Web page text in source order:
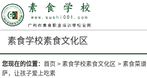
素食学校素食文化区
您现在的位置：首页 >素食学校素食文化区 >素食菜谱
萨，让孩子爱上吃素